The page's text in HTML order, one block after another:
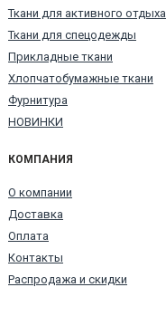
Ткани для активного отдыха
Ткани для спецодежды
Прикладные ткани
Хлопчатобумажные ткани
Фурнитура
НОВИНКИ
КОМПАНИЯ
О компании
Доставка
Оплата
Контакты
Распродажа и скидки